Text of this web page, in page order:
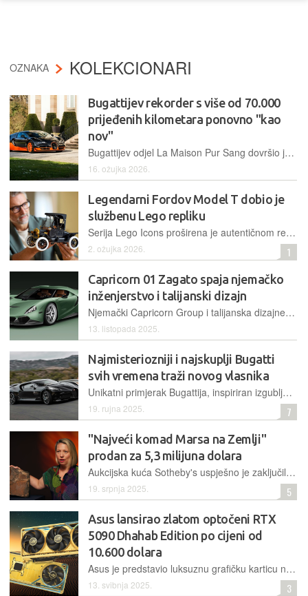
OZNAKA KOLEKCIONARI
Bugattijev rekorder s više od 70.000
prijeđenih kilometara ponovno "kao
nov"
Bugattijev odjel La Maison Pur Sang dovršio je šestomjesečnu restauraciju unikatnog modela koji je otvorio put svjetskom brzinskom rekordu iz 2010. godine, a do danas je prešao preko 70.000 km
16. ožujka 2026.
Legendarni Fordov Model T dobio je
službenu Lego repliku
Serija Lego Icons proširena je autentičnom replikom Forda Model T iz 1910-ih, donoseći 1.060 detaljnih dijelova koji vjerno reproduciraju estetiku i mehaniku začetnika moderne automobilske industrije
2. ožujka 2026. 1
Capricorn 01 Zagato spaja njemačko
inženjerstvo i talijanski dizajn
Njemački Capricorn Group i talijanska dizajnerska kuća Zagato udružili su snage u stvaranju hiperautomobila s V8 motorom od 900 KS, ograničenog na samo 19 ekskluzivnih primjeraka
13. listopada 2025.
Najmisteriozniji i najskuplji Bugatti
svih vremena traži novog vlasnika
Unikatni primjerak Bugattija, inspiriran izgubljenim klasikom i zasnovan na modelu Chiron, nakon samo četiri godine od prve isporuke misterioznom kupcu vraća se na tržište kroz diskretnu privatnu prodaju
19. rujna 2025. 7
"Najveći komad Marsa na Zemlji"
prodan za 5,3 milijuna dolara
Aukcijska kuća Sotheby's uspješno je zaključila dražbu marsovskog meteorita, otkrivenoga krajem 2023. godine u Africi. Najveći poznati meteorit porijeklom s Marsa time je postao i najskuplji u povijesti
19. srpnja 2025. 5
Asus lansirao zlatom optočeni RTX
5090 Dhahab Edition po cijeni od
10.600 dolara
Asus je predstavio luksuznu grafičku karticu namijenjenu kolekcionarskom tržištu Bliskog istoka, ROG Astral RTX 5090 Dhahab Edition
13. svibnja 2025. 3